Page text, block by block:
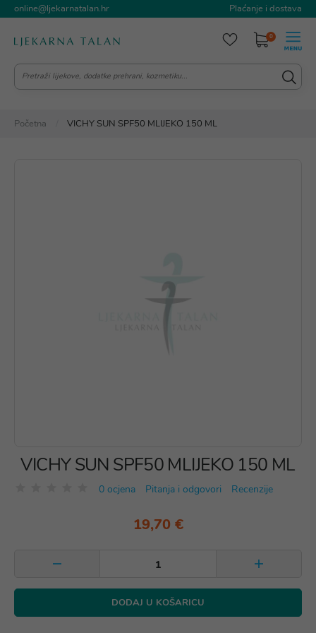
online@ljekarnatalan.hr Plaćanje i dostava
0
Početna VICHY SUN SPF50 MLIJEKO 150 ML
VICHY SUN SPF50 MLIJEKO 150 ML
0 ocjena Pitanja i odgovori Recenzije
19,70 €
DODAJ U KOŠARICU